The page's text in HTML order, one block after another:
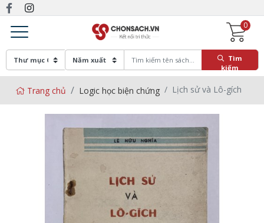
0
Tìm
kiếm
Trang chủ Logic học biện chứng Lịch sử và Lô-gích